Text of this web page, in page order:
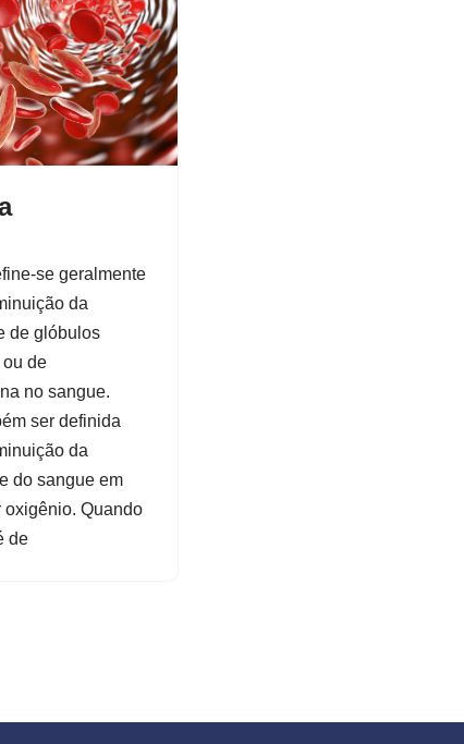
se geralmente
da
de glóbulos
de
no sangue.
ser definida
da
do sangue em
oxigênio. Quando
de